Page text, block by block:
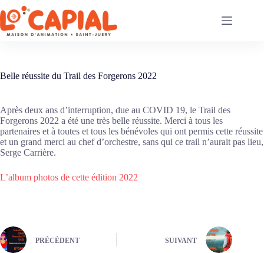
Passer
au
contenu
Belle réussite du Trail des Forgerons 2022
Après deux ans d’interruption, due au COVID 19, le Trail des
Forgerons 2022 a été une très belle réussite. Merci à tous les
partenaires et à toutes et tous les bénévoles qui ont permis cette réussite
et un grand merci au chef d’orchestre, sans qui ce trail n’aurait pas lieu,
Serge Carrière.
L’album photos de cette édition 2022
PRÉCÉDENT SUIVANT